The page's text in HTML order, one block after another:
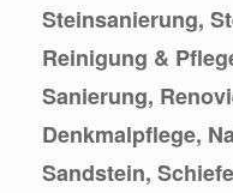
Steinsanierung,
Reinigung &
Sanierung,
Denkmalpflege,
Sandstein,